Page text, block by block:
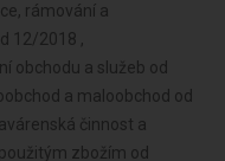
zařízení a organizování sportovní činnosti od 12/2018 , Diagnostická, zkušební a poradenská činnost v ochraně rostlin a ošetřování rostlin, rostlinných produktů, objektů a půdy proti škodlivým organismům přípravky na ochranu rostlin nebo biocidními přípravky od 12/2018 , Praní pro domácnost, žehlení, opravy a údržba oděvů, bytového textilu a osobního zboží od 12/2018 , Poskytování technických služeb od 12/2018 , Nakládání s reprodukčním materiálem lesních dřevin od 12/2018 , Opravy a údržba potřeb pro domácnost, předmětů kulturní povahy, výrobků jemné mechaniky, optických přístrojů a měřidel od 12/2018 , Chov zvířat a jejich výcvik (s výjimkou živočišné výroby) od 12/2018 , Poskytování služeb osobního charakteru a pro osobní hygienu od 12/2018 , Úprava nerostů, dobývání rašeliny a bahna od 12/2018 , Poskytování služeb pro rodinu a domácnost od 12/2018 , Výroba potravinářských a škrobárenských výrobků od 12/2018 , Výroba, obchod a služby jinde nezařazené od 12/2018 , Pěstitelské pálení od 12/2018 , Výroba textilií, textilních výrobků, oděvů a oděvních doplňků od 12/2018 , Výroba krmiv, krmných směsí, doplňkových látek a premixů od 12/2018 , Výroba a opravy obuvi, brašnářského a sedlářského zboží od 12/2018 , Zpracování dřeva, výroba dřevěných, korkových, proutěných a slaměných výrobků od 12/2018 , Výroba vlákniny, papíru a lepenky a zboží z těchto materiálů od 12/2018 , Vydavatelské činnosti, polygrafická výroba, knihařské a kopírovací práce od 12/2018 , Výroba, rozmnožování, distribuce, prodej, pronájem zvukových a zvukově-obrazových záznamů a výroba nenahraných nosičů údajů a záznamů od 12/2018 , Výroba koksu, surového dehtu a jiných pevných paliv od 12/2018 , Výroba chemických látek a chemických směsí nebo předmětů a kosmetických přípravků od 12/2018 , Výroba hnojiv od 12/2018 , Výroba plastových a pryžových výrobků